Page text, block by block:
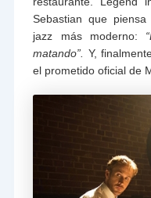
Sebastian que
jazz más moderno:
matando”.
Y,
el prometido oficial de